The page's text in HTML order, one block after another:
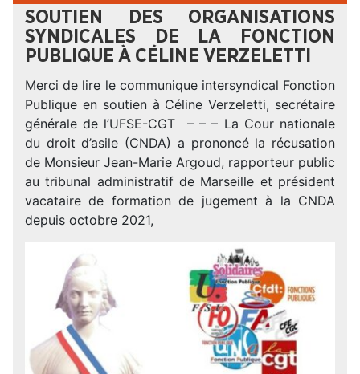
SOUTIEN DES ORGANISATIONS
SYNDICALES DE LA FONCTION
PUBLIQUE À CÉLINE VERZELETTI
Merci de lire le communique intersyndical Fonction
Publique en soutien à Céline Verzeletti, secrétaire
générale de l’UFSE-CGT – – – La Cour nationale
du droit d’asile (CNDA) a prononcé la récusation
de Monsieur Jean-Marie Argoud, rapporteur public
au tribunal administratif de Marseille et président
vacataire de formation de jugement à la CNDA
depuis octobre 2021,